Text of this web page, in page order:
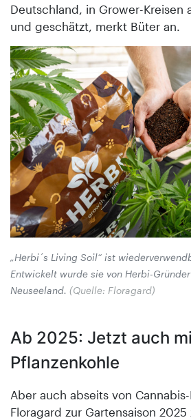
Deutschland, in Grower-Kreisen
und geschätzt, merkt Büter an.
„Herbi´s Living Soil“ ist
Entwickelt wurde sie von Herbi-
Neuseeland. (Quelle: Floragard)
Ab 2025: Jetzt auch
Pflanzenkohle
Aber auch abseits von
Floragard zur Gartensaison 2025